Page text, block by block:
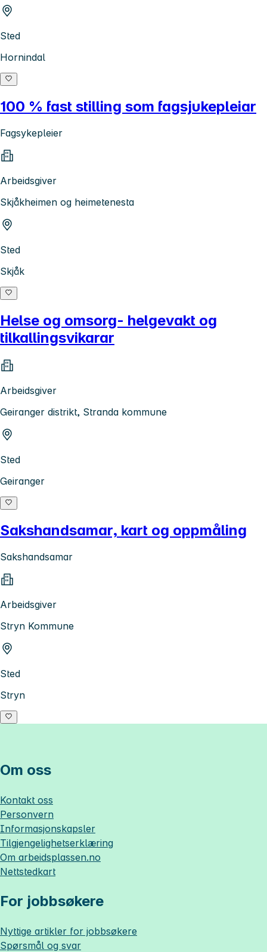
Sted
Hornindal
100 % fast stilling som fagsjukepleiar
Fagsykepleier
Arbeidsgiver
Skjåkheimen og heimetenesta
Sted
Skjåk
Helse og omsorg- helgevakt og
tilkallingsvikarar
Arbeidsgiver
Geiranger distrikt, Stranda kommune
Sted
Geiranger
Sakshandsamar, kart og oppmåling
Sakshandsamar
Arbeidsgiver
Stryn Kommune
Sted
Stryn
Om oss
Kontakt oss
Personvern
Informasjonskapsler
Tilgjengelighetserklæring
Om arbeidsplassen.no
Nettstedkart
For jobbsøkere
Nyttige artikler for jobbsøkere
Spørsmål og svar